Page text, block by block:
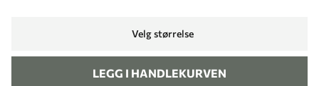
Velg størrelse
LEGG I HANDLEKURVEN